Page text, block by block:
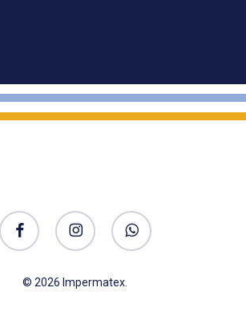
facebook instagram whatsapp
© 2026 Impermatex.